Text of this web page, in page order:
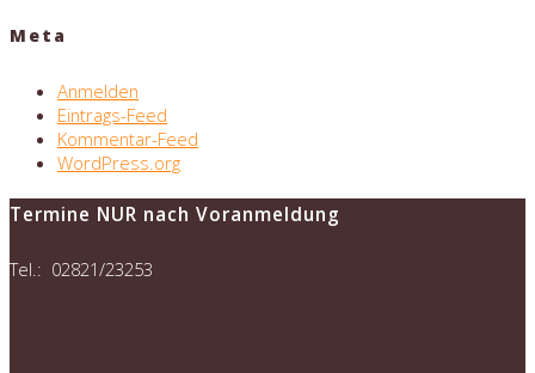
Meta
Anmelden
Eintrags-Feed
Kommentar-Feed
WordPress.org
Termine NUR nach Voranmeldung
Tel.: 02821/23253